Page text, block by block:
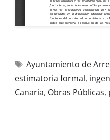
Ayuntamiento de
estimatoria formal,
Canaria, Obras Públicas,